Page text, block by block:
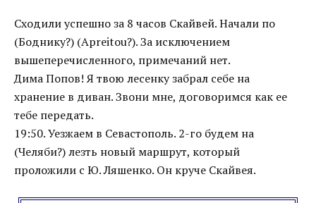
Сходили успешно за 8 часов Скайвей. Начали по
(Боднику?) (Apreitou?). За исключением
вышеперечисленного, примечаний нет.
Дима Попов! Я твою лесенку забрал себе на
хранение в диван. Звони мне, договоримся как ее
тебе передать.
19:50. Уезжаем в Севастополь. 2-го будем на
(Челяби?) лезть новый маршрут, который
проложили с Ю. Ляшенко. Он круче Скайвея.